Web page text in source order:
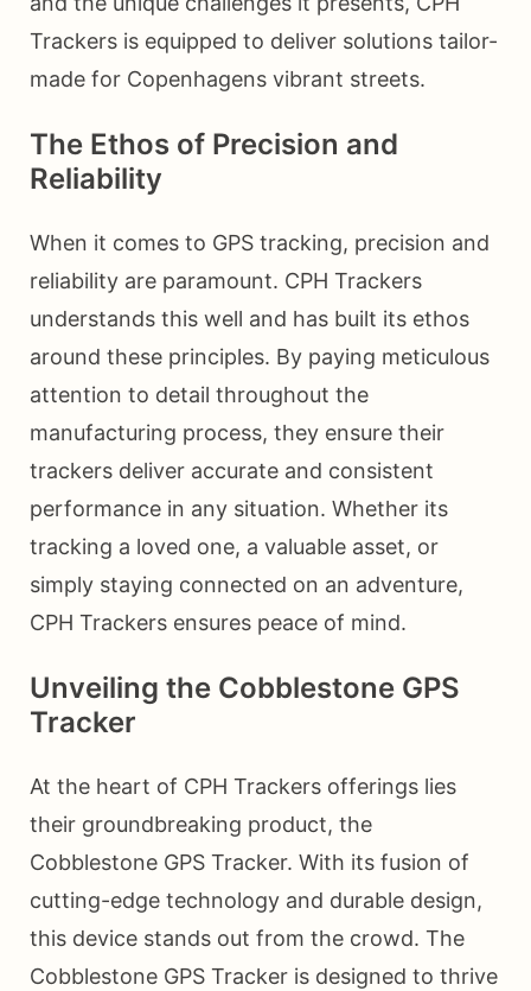
Trackers is equipped to deliver solutions tailor-
made for Copenhagens vibrant streets.
The Ethos of Precision and
Reliability
When it comes to GPS tracking, precision and
reliability are paramount. CPH Trackers
understands this well and has built its ethos
around these principles. By paying meticulous
attention to detail throughout the
manufacturing process, they ensure their
trackers deliver accurate and consistent
performance in any situation. Whether its
tracking a loved one, a valuable asset, or
simply staying connected on an adventure,
CPH Trackers ensures peace of mind.
Unveiling the Cobblestone GPS
Tracker
At the heart of CPH Trackers offerings lies
their groundbreaking product, the
Cobblestone GPS Tracker. With its fusion of
cutting-edge technology and durable design,
this device stands out from the crowd. The
Cobblestone GPS Tracker is designed to thrive